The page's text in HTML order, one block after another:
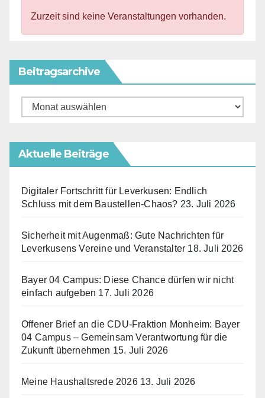
Zurzeit sind keine Veranstaltungen vorhanden.
Beitragsarchive
Beitragsarchive
Aktuelle Beiträge
Digitaler Fortschritt für Leverkusen: Endlich
Schluss mit dem Baustellen-Chaos? 23. Juli 2026
Sicherheit mit Augenmaß: Gute Nachrichten für
Leverkusens Vereine und Veranstalter 18. Juli 2026
Bayer 04 Campus: Diese Chance dürfen wir nicht
einfach aufgeben 17. Juli 2026
Offener Brief an die CDU-Fraktion Monheim: Bayer
04 Campus – Gemeinsam Verantwortung für die
Zukunft übernehmen 15. Juli 2026
Meine Haushaltsrede 2026 13. Juli 2026